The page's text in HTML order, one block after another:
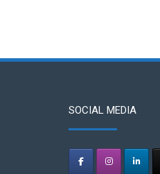
SOCIAL MEDIA